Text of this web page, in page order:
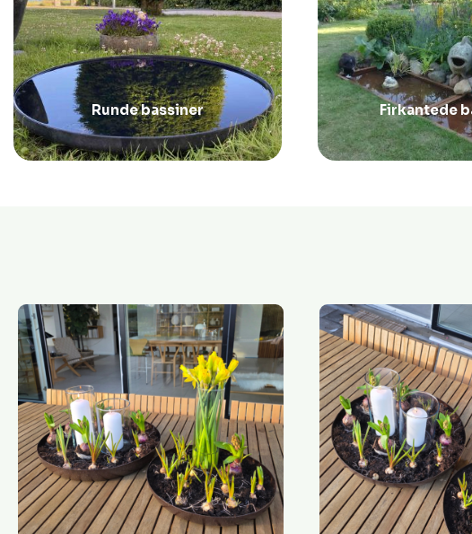
Runde bassiner Firkantede